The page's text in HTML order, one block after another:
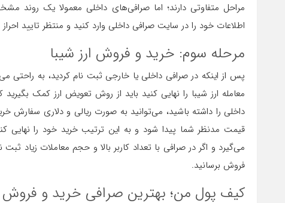
مراحل متفاوتی دارند؛ اما صرافی‌های داخلی معمولا یک روند
اطلاعات خود را در سایت صرافی داخلی وارد کنید و منتظر تایید احراز هویت توسط
مرحله سوم: خرید و فروش ارز شیبا
پس از اینکه در صرافی داخلی یا خارجی ثبت نام کردید، به راحتی
معامله ارز شیبا را نهایی کنید باید از روش تعویض ارز کمک
داخلی را داشته باشید، می‌توانید به صورت ریالی و دلاری سفارش
قیمت مدنظر شما پیدا شود و به این ترتیب خرید خود را
می‌گیرد و اگر در صرافی با تعداد کاربر بالا و حجم معاملات زیاد
فروش برسانید.
کیف پول من؛ بهترین صرافی خرید و فروش